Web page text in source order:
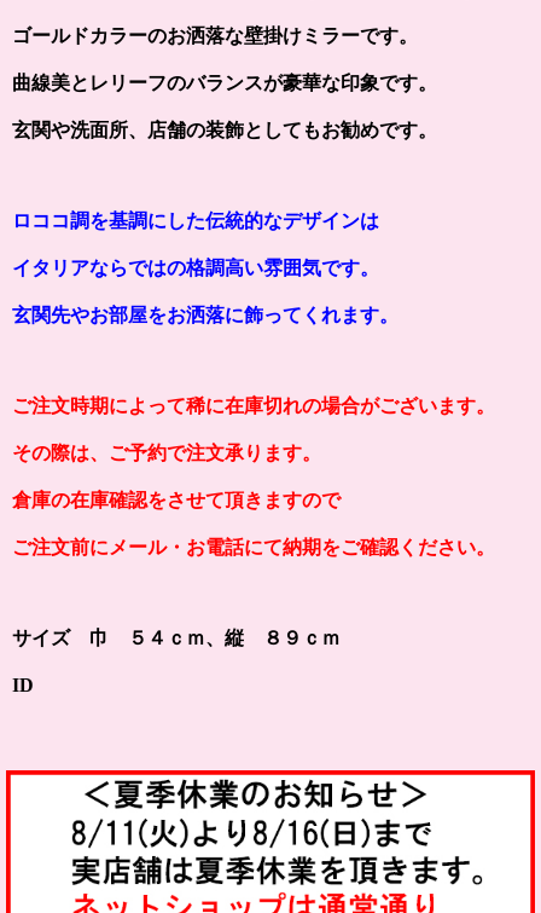
ゴールドカラーのお洒落な壁掛けミラーです。
曲線美とレリーフのバランスが豪華な印象です。
玄関や洗面所、店舗の装飾としてもお勧めです。
ロココ調を基調にした伝統的なデザインは
イタリアならではの格調高い雰囲気です。
玄関先やお部屋をお洒落に飾ってくれます。
ご注文時期によって稀に在庫切れの場合がございます。
その際は、ご予約で注文承ります。
倉庫の在庫確認をさせて頂きますので
ご注文前にメール・お電話にて納期をご確認ください。
サイズ 巾 ５４ｃｍ、縦 ８９ｃｍ
ID